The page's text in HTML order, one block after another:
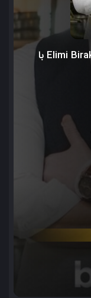
دانلود سریال دستم را رها نکن Elimi Birakma با